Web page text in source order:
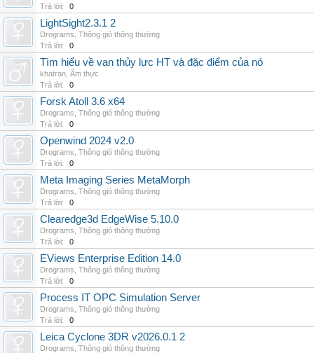
Trả lời:
0
LightSight2.3.1 2
Drograms Thông gió thông thường
Trả lời:
0
Tìm hiểu về van thủy lực HT và đặc điểm của nó
khatran Ẩm thực
Trả lời:
0
Forsk Atoll 3.6 x64
Drograms Thông gió thông thường
Trả lời:
0
Openwind 2024 v2.0
Drograms Thông gió thông thường
Trả lời:
0
Meta Imaging Series MetaMorph
Drograms Thông gió thông thường
Trả lời:
0
Clearedge3d EdgeWise 5.10.0
Drograms Thông gió thông thường
Trả lời:
0
EViews Enterprise Edition 14.0
Drograms Thông gió thông thường
Trả lời:
0
Process IT OPC Simulation Server
Drograms Thông gió thông thường
Trả lời:
0
Leica Cyclone 3DR v2026.0.1 2
Drograms Thông gió thông thường